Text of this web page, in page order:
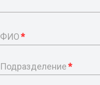
ФИО*
Подразделение*